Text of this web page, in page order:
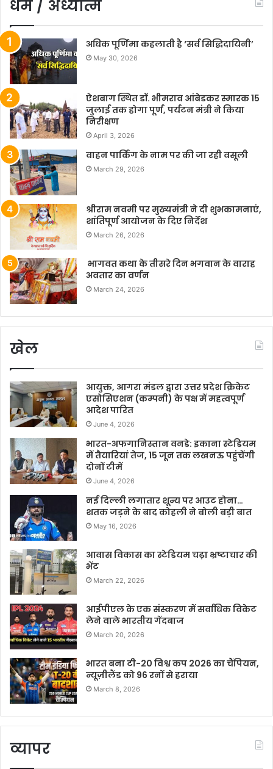
धर्म / अध्यात्म
अधिक पूर्णिमा कहलाती है ‘सर्व सिद्धिदायिनी’
May 30, 2026
ऐशबाग स्थित डॉ. भीमराव आंबेडकर स्मारक 15
जुलाई तक होगा पूर्ण, पर्यटन मंत्री ने किया
निरीक्षण
April 3, 2026
वाहन पार्किंग के नाम पर की जा रही वसूली
March 29, 2026
श्रीराम नवमी पर मुख्यमंत्री ने दी शुभकामनाएं,
शांतिपूर्ण आयोजन के दिए निर्देश
March 26, 2026
भागवत कथा के तीसरे दिन भगवान के वाराह
अवतार का वर्णन
March 24, 2026
खेल
आयुक्त, आगरा मंडल द्वारा उत्तर प्रदेश क्रिकेट
एसोसिएशन (कम्पनी) के पक्ष में महत्वपूर्ण
आदेश पारित
June 4, 2026
भारत-अफगानिस्तान वनडे: इकाना स्टेडियम
में तैयारियां तेज, 15 जून तक लखनऊ पहुंचेंगी
दोनों टीमें
June 4, 2026
नई दिल्ली लगातार शून्य पर आउट होना…
शतक जड़ने के बाद कोहली ने बोली बड़ी बात
May 16, 2026
आवास विकास का स्टेडियम चढ़ा भ्रष्टाचार की
भेंट
March 22, 2026
आईपीएल के एक संस्करण में सर्वाधिक विकेट
लेने वाले भारतीय गेंदबाज
March 20, 2026
भारत बना टी-20 विश्व कप 2026 का चैंपियन,
न्यूज़ीलैंड को 96 रनों से हराया
March 8, 2026
व्यापर